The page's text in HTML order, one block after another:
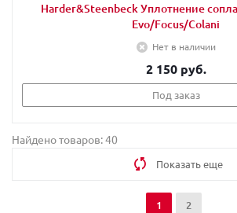
Harder&Steenbeck Уплотнение
Evo/Focus/Colani
Нет в наличии
2 150 руб.
Под заказ
Найдено товаров: 40
Показать еще
1 2